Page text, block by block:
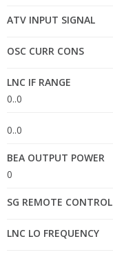
ATV INPUT SIGNAL
OSC CURR CONS
LNC IF RANGE
0..0
0..0
BEA OUTPUT POWER
0
SG REMOTE CONTROL
LNC LO FREQUENCY